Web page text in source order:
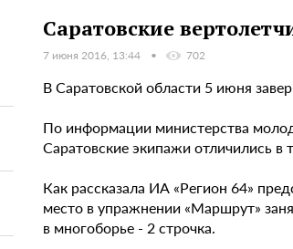
Саратовские
7 июня 2016, 13:44 702
В Саратовской области 5 июня
По информации министерства
Саратовские экипажи отличились в
Как рассказала ИА «Регион 64»
место в упражнении «Маршрут»
в многоборье - 2 строчка.